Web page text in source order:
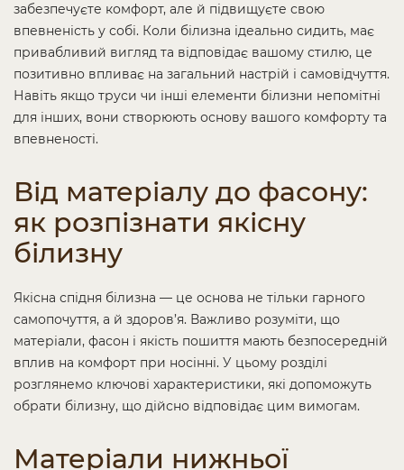
забезпечуєте комфорт, але й підвищуєте свою
впевненість у собі. Коли білизна ідеально сидить, має
привабливий вигляд та відповідає вашому стилю, це
позитивно впливає на загальний настрій і самовідчуття.
Навіть якщо труси чи інші елементи білизни непомітні
для інших, вони створюють основу вашого комфорту та
впевненості.
Від матеріалу до фасону:
як розпізнати якісну
білизну
Якісна спідня білизна — це основа не тільки гарного
самопочуття, а й здоров’я. Важливо розуміти, що
матеріали, фасон і якість пошиття мають безпосередній
вплив на комфорт при носінні. У цьому розділі
розглянемо ключові характеристики, які допоможуть
обрати білизну, що дійсно відповідає цим вимогам.
Матеріали нижньої